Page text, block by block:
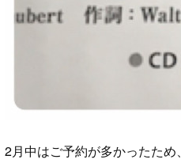
2月中はご予約が多かったため、